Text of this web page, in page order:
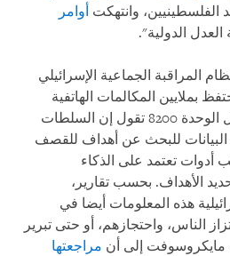
الفلسطينيين، وانتهكت أوامر
الدولية".
المراقبة الجماعية الإسرائيلي
بملايين المكالمات الهاتفية
المسجلة، وأن مصادر داخل الوحدة 8200 تقول إن السلطات
البيانات للبحث عن أهداف للقصف
أدوات تعتمد على الذكاء
الأهداف. بحسب تقارير،
هذه المعلومات أيضا في
الناس، واحتجازهم، أو حتى تبرير
مايكروسوفت إلى أن مراجعتها